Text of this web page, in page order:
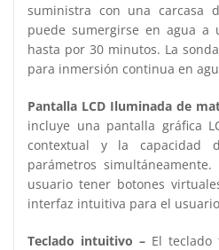
suministra con una carcasa
puede sumergirse en agua a
hasta por 30 minutos. La
para inmersión continua en
Pantalla LCD Iluminada de
incluye una pantalla gráfica
contextual y la capacidad
parámetros
usuario tener botones
interfaz intuitiva para el
Teclado intuitivo – El teclado